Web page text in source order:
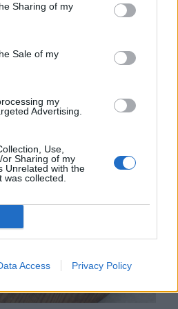
Sharing of my
Sale of my
my
Advertising.
Use,
Sharing of my
Unrelated with the
collected.
Access Privacy Policy Lindas bakverk, Lindas bullar